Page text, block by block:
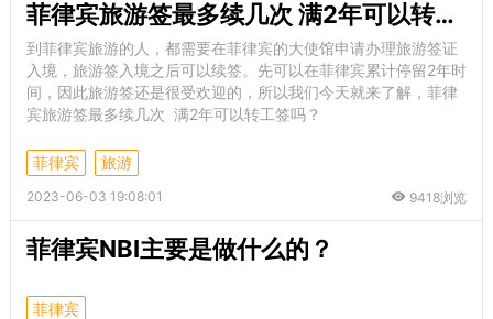
菲律宾旅游签最多续几次 满2年可以转工签吗
到菲律宾旅游的人，都需要在菲律宾的大使馆申请办理旅游签证
入境，旅游签入境之后可以续签。先可以在菲律宾累计停留2年时
间，因此旅游签还是很受欢迎的，所以我们今天就来了解，菲律
宾旅游签最多续几次 满2年可以转工签吗？
菲律宾 旅游
2023-06-03 19:08:01 9418浏览
菲律宾NBI主要是做什么的？
菲律宾